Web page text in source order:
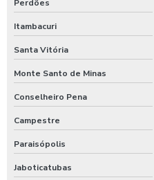
Tarifador para calibrador com fichas
Temporizador de banho com pix
Temporizador de chuveiro com ficha
Temporizador de chuveiros
Temporizador para chuveiros
Perdões
Itambacuri
Santa Vitória
Monte Santo de Minas
Conselheiro Pena
Campestre
Paraisópolis
Jaboticatubas